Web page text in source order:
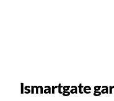
Ismartgate